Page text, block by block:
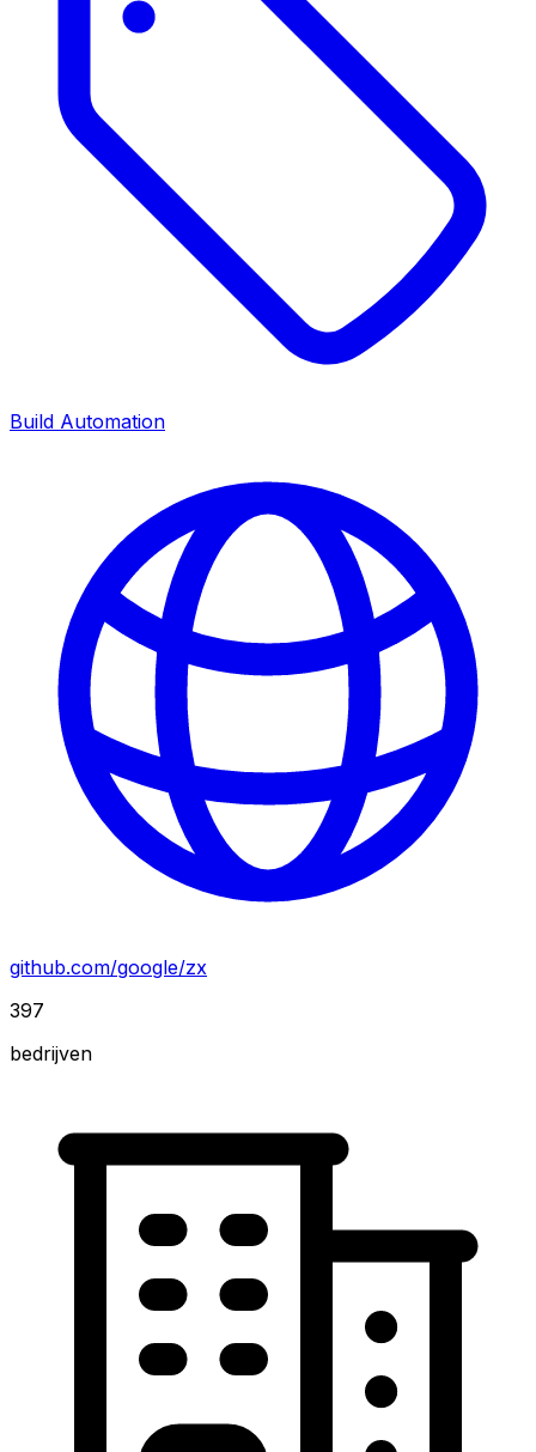
Build Automation
github.com/google/zx
397
bedrijven